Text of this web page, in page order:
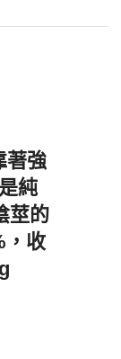
著強
純
莖的
，收